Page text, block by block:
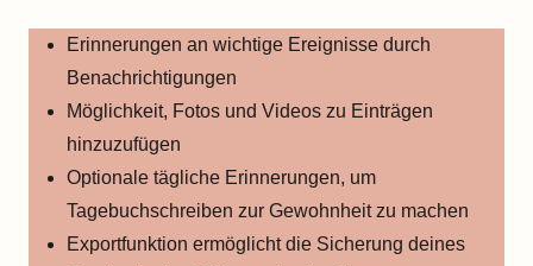
Erinnerungen an wichtige Ereignisse durch
Benachrichtigungen
Möglichkeit, Fotos und Videos zu Einträgen
hinzuzufügen
Optionale tägliche Erinnerungen, um
Tagebuchschreiben zur Gewohnheit zu machen
Exportfunktion ermöglicht die Sicherung deines